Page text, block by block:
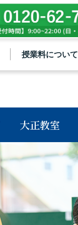
授業料について
大正教室